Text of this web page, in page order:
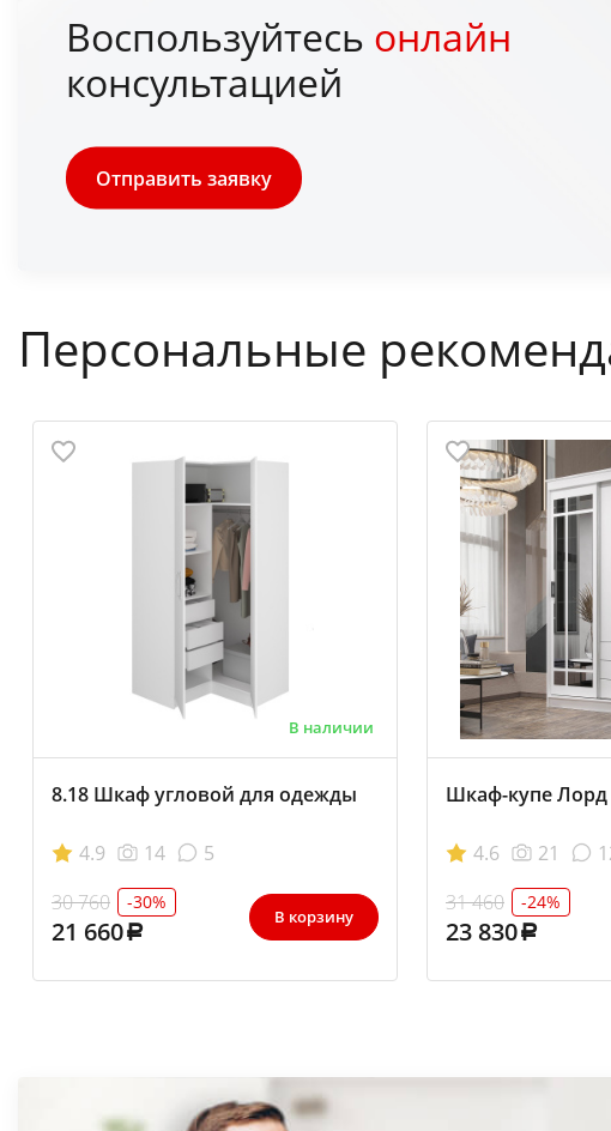
Воспользуйтесь онлайн
консультацией
Отправить заявку
Персональные
В наличии
8.18 Шкаф угловой для одежды
4.9 14
5
30 760
-30%
21 660 В корзину
Шкаф-купе
4.6 21
31 460
-24%
23 830